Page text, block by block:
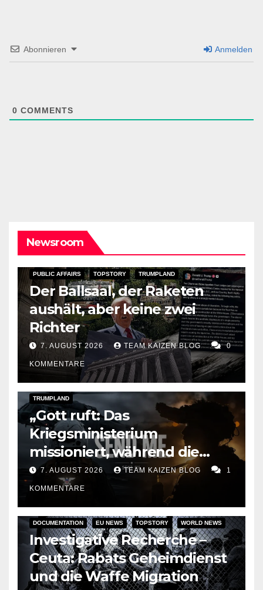
Abonnieren Anmelden
0 COMMENTS
Newsroom
PUBLIC AFFAIRS TOPSTORY TRUMPLAND
Der Ballsaal, der Raketen
aushält, aber keine zwei
Richter
7. AUGUST 2026 TEAM KAIZEN BLOG 0
KOMMENTARE
KAIZEN FLASHPOINT TOPSTORY
TRUMPLAND
„Gott ruft: Das
Kriegsministerium
missioniert, während die
Raketen ausgehen“
7. AUGUST 2026 TEAM KAIZEN BLOG 1
KOMMENTARE
DOCUMENTATION EU NEWS TOPSTORY WORLD NEWS
Investigative Recherche –
Ceuta: Rabats Geheimdienst
und die Waffe Migration